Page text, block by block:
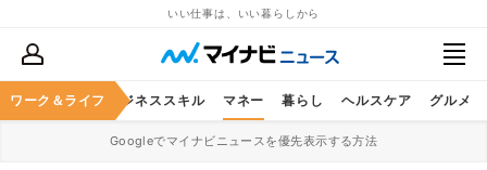
いい仕事は、いい暮らしから
ワーク＆ライフ
キャリア ビジネススキル マネー 暮らし ヘルスケア グルメ
Googleでマイナビニュースを優先表示する方法